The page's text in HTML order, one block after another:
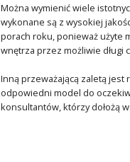
Można wymienić wiele
wykonane są z wysokiej
porach roku, ponieważ użyte
wnętrza przez możliwie długi
Inną przeważającą zaletą
odpowiedni model do
konsultantów, którzy dołożą